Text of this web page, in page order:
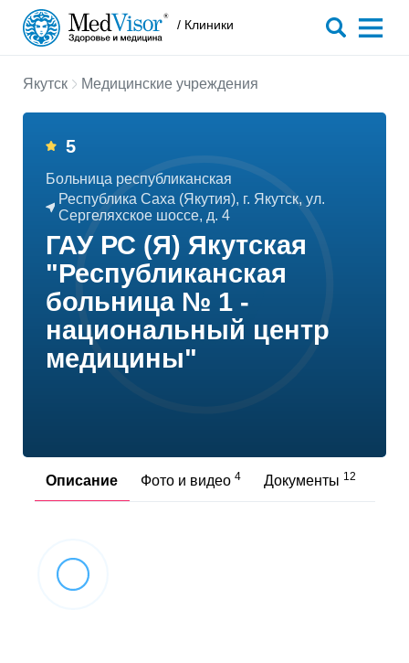
/ Клиники
Якутск Медицинские учреждения
5
Больница республиканская
Республика Саха (Якутия), г. Якутск, ул.
Сергеляхское шоссе, д. 4
ГАУ РС (Я) Якутская
"Республиканская
больница № 1 -
национальный центр
медицины"
Описание Фото и видео 4 Документы 12